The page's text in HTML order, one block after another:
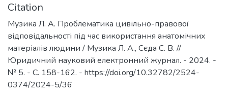
Citation
Музика Л. А. Проблематика цивільно-правової
відповідальності під час використання анатомічних
матеріалів людини / Музика Л. А., Сєда С. В. //
Юридичний науковий електронний журнал. - 2024. -
№ 5. - С. 158-162. - https://doi.org/10.32782/2524-
0374/2024-5/36